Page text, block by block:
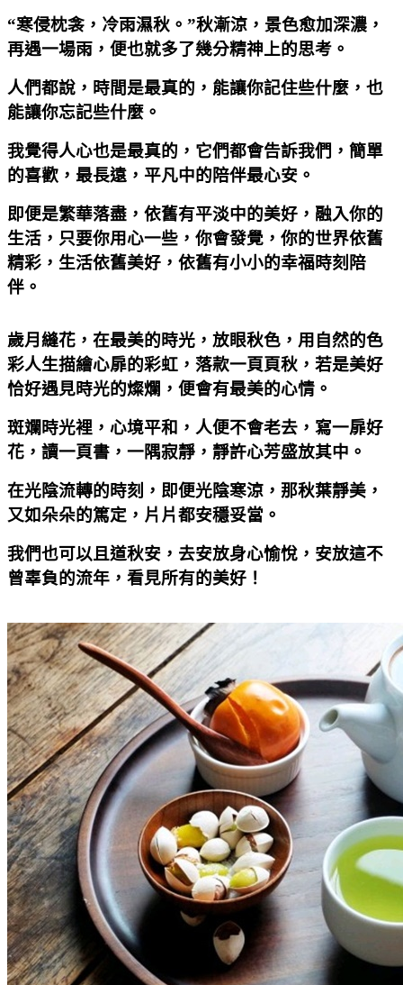
“寒侵枕衾，冷雨濕秋。”秋漸涼，景色愈加深濃，
再遇一場雨，便也就多了幾分精神上的思考。
人們都說，時間是最真的，能讓你記住些什麼，也
能讓你忘記些什麼。
我覺得人心也是最真的，它們都會告訴我們，簡單
的喜歡，最長遠，平凡中的陪伴最心安。
即便是繁華落盡，依舊有平淡中的美好，融入你的
生活，只要你用心一些，你會發覺，你的世界依舊
精彩，生活依舊美好，依舊有小小的幸福時刻陪
伴。
歲月縫花，在最美的時光，放眼秋色，用自然的色
彩人生描繪心扉的彩虹，落款一頁頁秋，若是美好
恰好遇見時光的燦爛，便會有最美的心情。
斑斕時光裡，心境平和，人便不會老去，寫一扉好
花，讀一頁書，一隅寂靜，靜許心芳盛放其中。
在光陰流轉的時刻，即便光陰寒涼，那秋葉靜美，
又如朵朵的篤定，片片都安穩妥當。
我們也可以且道秋安，去安放身心愉悅，安放這不
曾辜負的流年，看見所有的美好！